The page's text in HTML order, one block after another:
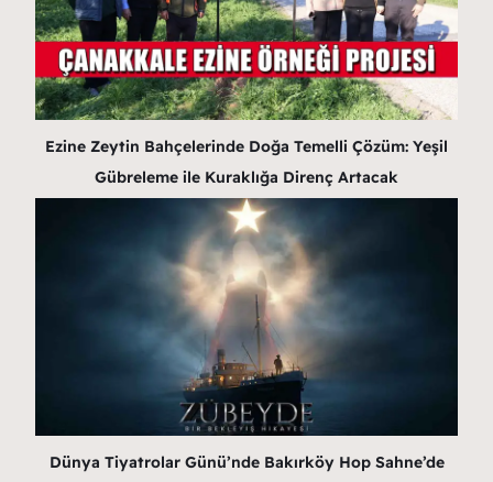
Ezine Zeytin Bahçelerinde Doğa Temelli Çözüm: Yeşil
Gübreleme ile Kuraklığa Direnç Artacak
Dünya Tiyatrolar Günü’nde Bakırköy Hop Sahne’de